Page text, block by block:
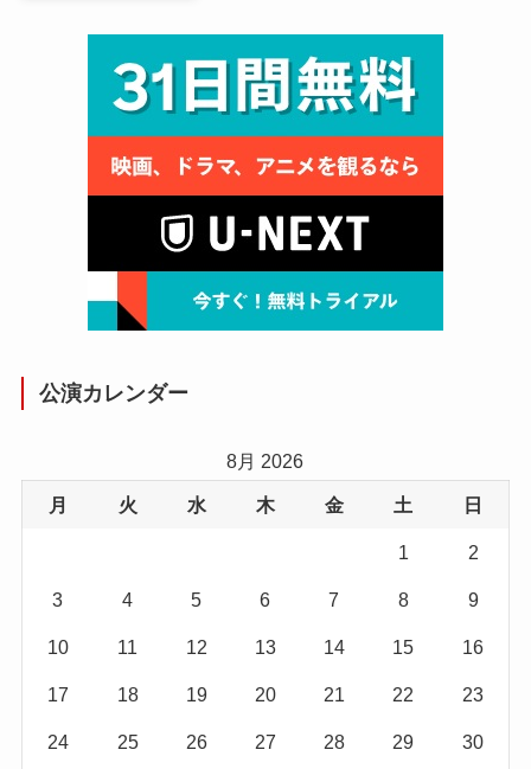
公演カレンダー
8月 2026
月 火 水 木 金 土 日
1 2
3 4 5 6 7 8 9
10 11 12 13 14 15 16
17 18 19 20 21 22 23
24 25 26 27 28 29 30